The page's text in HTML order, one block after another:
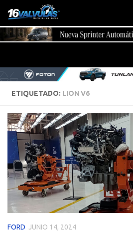
Saltar al contenido
ETIQUETADO: LION V6
FORD JUNIO 14, 2024